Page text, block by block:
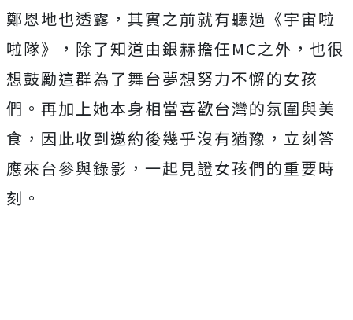
鄭恩地也透露，其實之前就有聽過《宇宙啦
啦隊》， 除了知道由銀赫擔任MC之外， 也很
想鼓勵這群為了舞台夢想努力不懈的女孩
們。 再加上她本身相當喜歡台灣的氛圍與美
食， 因此收到邀約後幾乎沒有猶豫，立刻答
應來台參與錄影， 一起見證女孩們的重要時
刻。